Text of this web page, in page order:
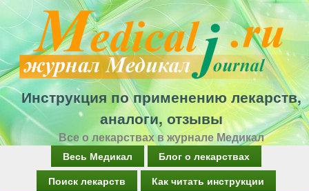
Перейти
к
основному
содержанию
Инструкция по применению лекарств,
аналоги, отзывы
Все о лекарствах в журнале Медикал
Весь Медикал
Блог о лекарствах
Поиск лекарств
Как читать инструкции